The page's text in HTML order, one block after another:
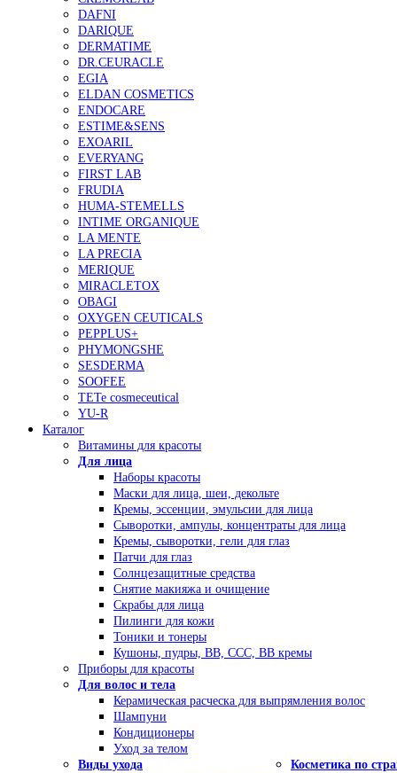
DAFNI
DARIQUE
DERMATIME
DR.CEURACLE
EGIA
ELDAN COSMETICS
ENDOCARE
ESTIME&SENS
EXOARIL
EVERYANG
FIRST LAB
FRUDIA
HUMA-STEMELLS
INTIME ORGANIQUE
LA MENTE
LA PRECIA
MERIQUE
MIRACLETOX
OBAGI
OXYGEN CEUTICALS
PEPPLUS+
PHYMONGSHE
SESDERMA
SOOFEE
TETe cosmeceutical
YU-R
Каталог
Витамины для красоты
Для лица
Наборы красоты
Маски для лица, шеи, декольте
Кремы, эссенции, эмульсии для лица
Сыворотки, ампулы, концентраты для лица
Кремы, сыворотки, гели для глаз
Патчи для глаз
Солнцезащитные средства
Снятие макияжа и очищение
Скрабы для лица
Пилинги для кожи
Тоники и тонеры
Кушоны, пудры, ВВ, ССС, ВВ кремы
Приборы для красоты
Для волос и тела
Керамическая расческа для выпрямления волос
Шампуни
Кондиционеры
Уход за телом
Виды ухода
Косметика по